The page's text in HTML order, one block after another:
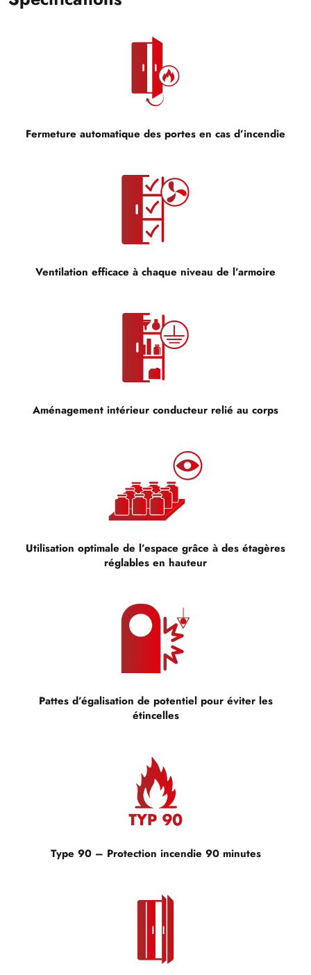
Fermeture automatique des portes en cas d’incendie
Ventilation efficace à chaque niveau de l’armoire
Aménagement intérieur conducteur relié au corps
Utilisation optimale de l’espace grâce à des étagères
réglables en hauteur
Pattes d’égalisation de potentiel pour éviter les
étincelles
Type 90 – Protection incendie 90 minutes